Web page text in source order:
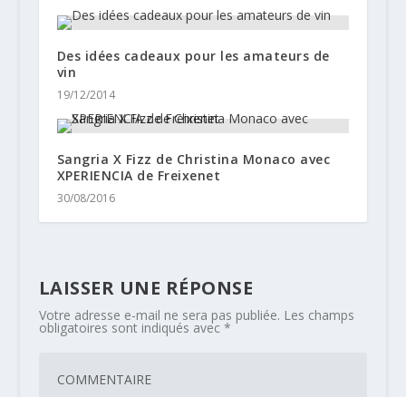
Des idées cadeaux pour les amateurs de
vin
19/12/2014
Sangria X Fizz de Christina Monaco avec
XPERIENCIA de Freixenet
30/08/2016
LAISSER UNE RÉPONSE
Votre adresse e-mail ne sera pas publiée. Les champs
obligatoires sont indiqués avec *